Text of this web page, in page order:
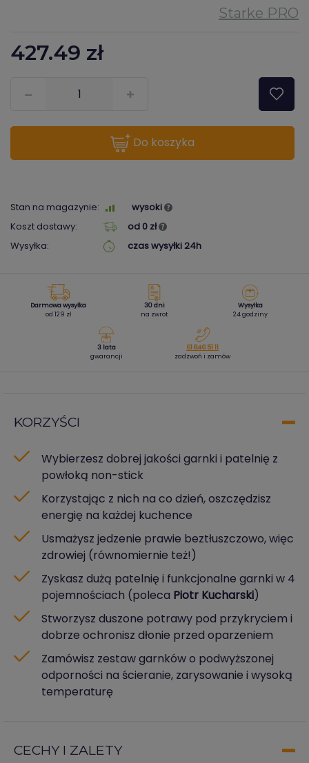
427.49 zł
do koszyka
Stan na magazynie:
wysoki
Koszt dostawy:
od 0 zł
Wysyłka:
czas wysyłki 24h
Darmowa wysyłka
od 129 zł
30 dni
na zwrot
Wysyłka
24 godziny
3 lata
gwarancji
61 846 51 11
zadzwoń i zamów
KORZYŚCI
Wybierzesz dobrej jakości garnki i patelnię z
powłoką non-stick
Korzystając z nich na co dzień, oszczędzisz
energię na każdej kuchence
Usmażysz jedzenie prawie beztłuszczowo, więc
zdrowiej (równomiernie też!)
Zyskasz dużą patelnię i funkcjonalne garnki w 4
pojemnościach (poleca Piotr Kucharski)
Stworzysz duszone potrawy pod przykryciem i
dobrze ochronisz dłonie przed oparzeniem
Zamówisz zestaw garnków o podwyższonej
odporności na ścieranie, zarysowanie i wysoką
temperaturę
CECHY I ZALETY